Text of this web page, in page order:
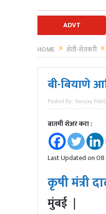
ADVT
स्वागत आहे.अधोरेखित च्या
HOME शेती-शेतकरी
बी-बियाणे
Posted By: Sanjay
बातमी शेअर करा :
Last Updated on 08
कृषी मंत्री
मुंबई |